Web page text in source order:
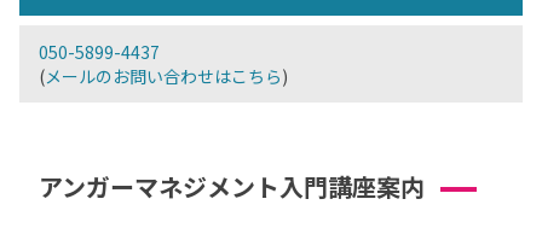
050-5899-4437
(メールのお問い合わせはこちら)
アンガーマネジメント入門講座案内